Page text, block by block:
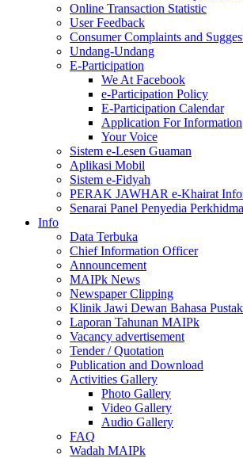
Online Transaction Statistic
User Feedback
Consumer Complaints and
Undang-Undang
E-Participation
We At Facebook
e-Participation Policy
E-Participation Calendar
Application For Information
Your Voice
Sistem e-Lesen Guaman
Aplikasi Mobil
Sistem e-Fidyah
PERAK JAWHAR e-Khairat
Senarai Panel Penyedia
Info
Data Terbuka
Chief Information Officer
Announcement
MAIPk News
Newspaper Clipping
Klinik Jawi Dewan Bahasa
Laporan Tahunan MAIPk
Vacancy advertisement
Tender / Quotation
Publication and Download
Activities Gallery
Photo Gallery
Video Gallery
Audio Gallery
FAQ
Wadah MAIPk